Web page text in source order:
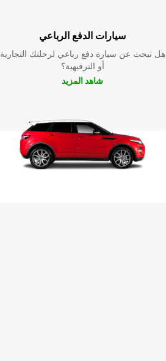
سيارات الدفع الرباعي
هل تبحث عن سيارة دفع رباعي لرحلتك التجارية
أو الترفيهية؟
شاهد المزيد